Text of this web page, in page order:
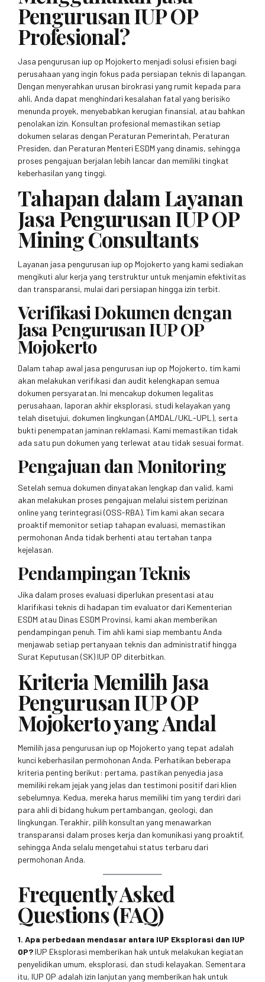
Pengurusan IUP OP
Profesional?
Jasa pengurusan iup op Mojokerto menjadi solusi efisien bagi
perusahaan yang ingin fokus pada persiapan teknis di lapangan.
Dengan menyerahkan urusan birokrasi yang rumit kepada para
ahli, Anda dapat menghindari kesalahan fatal yang berisiko
menunda proyek, menyebabkan kerugian finansial, atau bahkan
penolakan izin. Konsultan profesional memastikan setiap
dokumen selaras dengan Peraturan Pemerintah, Peraturan
Presiden, dan Peraturan Menteri ESDM yang dinamis, sehingga
proses pengajuan berjalan lebih lancar dan memiliki tingkat
keberhasilan yang tinggi.
Tahapan dalam Layanan
Jasa Pengurusan IUP OP
Mining Consultants
Layanan jasa pengurusan iup op Mojokerto yang kami sediakan
mengikuti alur kerja yang terstruktur untuk menjamin efektivitas
dan transparansi, mulai dari persiapan hingga izin terbit.
Verifikasi Dokumen dengan
Jasa Pengurusan IUP OP
Mojokerto
Dalam tahap awal jasa pengurusan iup op Mojokerto, tim kami
akan melakukan verifikasi dan audit kelengkapan semua
dokumen persyaratan. Ini mencakup dokumen legalitas
perusahaan, laporan akhir eksplorasi, studi kelayakan yang
telah disetujui, dokumen lingkungan (AMDAL/UKL-UPL), serta
bukti penempatan jaminan reklamasi. Kami memastikan tidak
ada satu pun dokumen yang terlewat atau tidak sesuai format.
Pengajuan dan Monitoring
Setelah semua dokumen dinyatakan lengkap dan valid, kami
akan melakukan proses pengajuan melalui sistem perizinan
online yang terintegrasi (OSS-RBA). Tim kami akan secara
proaktif memonitor setiap tahapan evaluasi, memastikan
permohonan Anda tidak berhenti atau tertahan tanpa
kejelasan.
Pendampingan Teknis
Jika dalam proses evaluasi diperlukan presentasi atau
klarifikasi teknis di hadapan tim evaluator dari Kementerian
ESDM atau Dinas ESDM Provinsi, kami akan memberikan
pendampingan penuh. Tim ahli kami siap membantu Anda
menjawab setiap pertanyaan teknis dan administratif hingga
Surat Keputusan (SK) IUP OP diterbitkan.
Kriteria Memilih Jasa
Pengurusan IUP OP
Mojokerto yang Andal
Memilih jasa pengurusan iup op Mojokerto yang tepat adalah
kunci keberhasilan permohonan Anda. Perhatikan beberapa
kriteria penting berikut: pertama, pastikan penyedia jasa
memiliki rekam jejak yang jelas dan testimoni positif dari klien
sebelumnya. Kedua, mereka harus memiliki tim yang terdiri dari
para ahli di bidang hukum pertambangan, geologi, dan
lingkungan. Terakhir, pilih konsultan yang menawarkan
transparansi dalam proses kerja dan komunikasi yang proaktif,
sehingga Anda selalu mengetahui status terbaru dari
permohonan Anda.
Frequently Asked
Questions (FAQ)
1. Apa perbedaan mendasar antara IUP Eksplorasi dan IUP
OP? IUP Eksplorasi memberikan hak untuk melakukan kegiatan
penyelidikan umum, eksplorasi, dan studi kelayakan. Sementara
itu, IUP OP adalah izin lanjutan yang memberikan hak untuk